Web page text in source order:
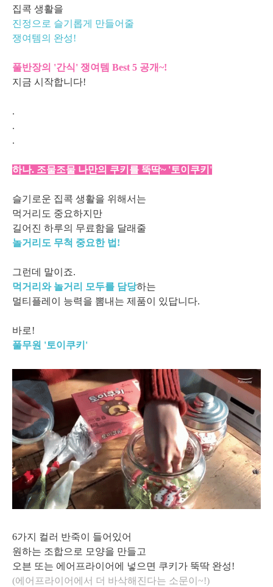
집콕 생활을
진정으로 슬기롭게 만들어줄
쟁여템의 완성!
풀반장의 '간식' 쟁여템 Best 5 공개~!
지금 시작합니다!
.
.
.
하나. 조물조물 나만의 쿠키를 뚝딱~ '토이쿠키'
슬기로운 집콕 생활을 위해서는
먹거리도 중요하지만
길어진 하루의 무료함을 달래줄
놀거리도 무척 중요한 법!
그런데 말이죠.
먹거리와 놀거리 모두를 담당하는
멀티플레이 능력을 뽐내는 제품이 있답니다.
바로!
풀무원 '토이쿠키'
6가지 컬러 반죽이 들어있어
원하는 조합으로 모양을 만들고
오븐 또는 에어프라이어에 넣으면 쿠키가 뚝딱 완성!
(에어프라이어에서 더 바삭해진다는 소문이~!)